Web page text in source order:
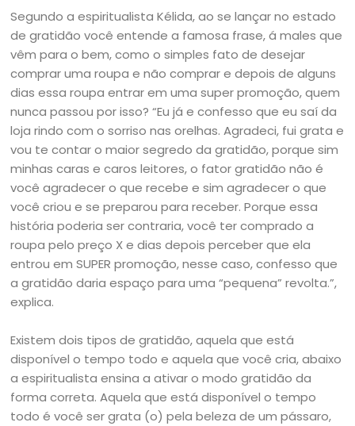
Segundo a espiritualista Kélida, ao se lançar no estado
de gratidão você entende a famosa frase, á males que
vêm para o bem, como o simples fato de desejar
comprar uma roupa e não comprar e depois de alguns
dias essa roupa entrar em uma super promoção, quem
nunca passou por isso? “Eu já e confesso que eu saí da
loja rindo com o sorriso nas orelhas. Agradeci, fui grata e
vou te contar o maior segredo da gratidão, porque sim
minhas caras e caros leitores, o fator gratidão não é
você agradecer o que recebe e sim agradecer o que
você criou e se preparou para receber. Porque essa
história poderia ser contraria, você ter comprado a
roupa pelo preço X e dias depois perceber que ela
entrou em SUPER promoção, nesse caso, confesso que
a gratidão daria espaço para uma “pequena” revolta.”,
explica.
Existem dois tipos de gratidão, aquela que está
disponível o tempo todo e aquela que você cria, abaixo
a espiritualista ensina a ativar o modo gratidão da
forma correta. Aquela que está disponível o tempo
todo é você ser grata (o) pela beleza de um pássaro,